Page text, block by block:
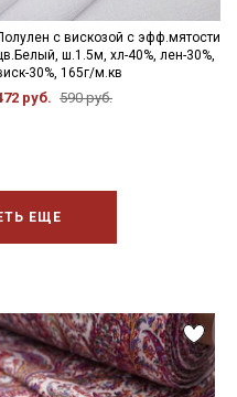
с вискозой с эфф.мятости
ш.1.5м, хл-40%, лен-30%,
30%, 165г/м.кв
руб. 590 руб.
ЕЩЕ